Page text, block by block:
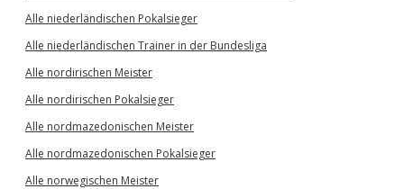
Alle niederländischen Pokalsieger
Alle niederländischen Trainer in der Bundesliga
Alle nordirischen Meister
Alle nordirischen Pokalsieger
Alle nordmazedonischen Meister
Alle nordmazedonischen Pokalsieger
Alle norwegischen Meister